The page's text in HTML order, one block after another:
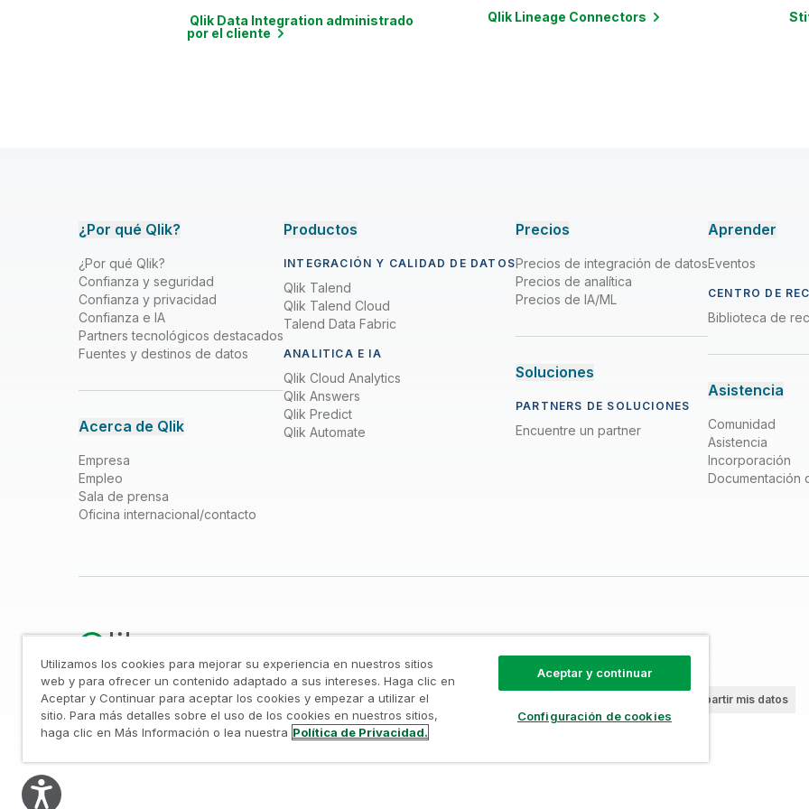
Qlik Data Integration administrado
por el cliente
Qlik Lineage Connectors
¿Por qué Qlik?
¿Por qué Qlik?
Confianza y seguridad
Confianza y privacidad
Confianza e IA
Partners tecnológicos destacados
Fuentes y destinos de datos
Acerca de Qlik
Empresa
Empleo
Sala de prensa
Oficina internacional/contacto
Productos
INTEGRACIÓN Y CALIDAD DE DATOS
Qlik Talend
Qlik Talend Cloud
Talend Data Fabric
ANALITICA E IA
Qlik Cloud Analytics
Qlik Answers
Qlik Predict
Qlik Automate
Precios
Precios de integración de datos
Precios de analítica
Precios de IA/ML
Soluciones
PARTNERS DE SOLUCIONES
Encuentre un partner
Aprender
Eventos
CENTRO DE
Biblioteca de
Asistencia
Comunidad
Asistencia
Incorporación
Documentación
Legal / Aviso sobre privacidad y cookies / Marcas / No compartir mis datos
© 1993-2026 QlikTech International AB, todos los derechos reservados
Utilizamos los cookies para mejorar su experiencia en nuestros sitios
web y para ofrecer un contenido adaptado a sus intereses. Haga clic en
Aceptar y Continuar para aceptar los cookies y empezar a utilizar el
sitio. Para más detalles sobre el uso de los cookies en nuestros sitios,
haga clic en Más Información o lea nuestra Política de Privacidad.
Aceptar y continuar
Configuración de cookies